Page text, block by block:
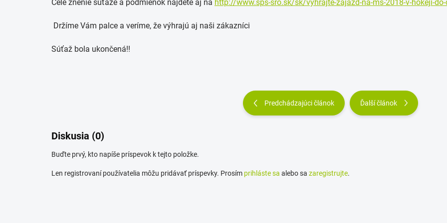
Celé znenie súťaže a podmienok nájdete aj na http://www.sps-sro.sk/sk/vyhrajte-zajazd-na-ms-2018-v-hokeji-
Držíme Vám palce a veríme, že výhrajú aj naši zákazníci
Súťaž bola ukončená!!
Predchádzajúci článok Ďalší článok
Diskusia (0)
Buďte prvý, kto napíše príspevok k tejto položke.
Len registrovaní používatelia môžu pridávať príspevky. Prosím prihláste sa alebo sa zaregistrujte.